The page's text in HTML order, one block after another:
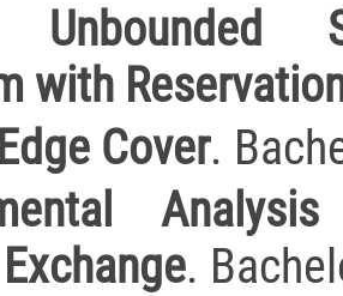
Unbounded
with
Cover.
.